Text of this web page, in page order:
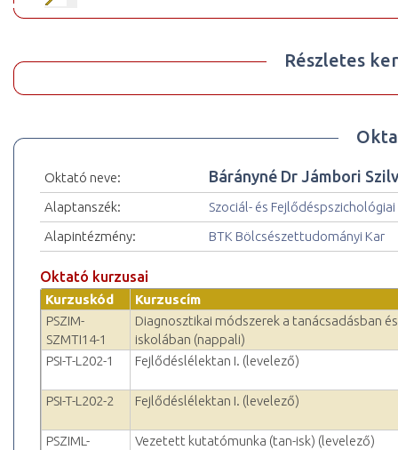
Részletes
Oktató neve: Bárányné Dr Jámbori
Alaptanszék:
Szociál- és Fejlődéspszichológiai
Alapintézmény:
BTK Bölcsészettudományi Kar
Oktató kurzusai
Kurzuskód
Kurzuscím
PSZIM-
SZMTI14-1
Diagnosztikai módszerek a tanácsadásban
iskolában (nappali)
PSI-T-L202-1
Fejlődéslélektan I. (levelező)
PSI-T-L202-2 Fejlődéslélektan I. (levelező)
PSZIML-
Vezetett kutatómunka (tan-isk) (levelező)